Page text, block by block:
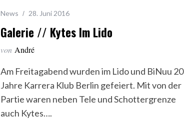
News 28. Juni 2016
Galerie // Kytes Im Lido
von André
Am Freitagabend wurden im Lido und BiNuu 20
Jahre Karrera Klub Berlin gefeiert. Mit von der
Partie waren neben Tele und Schottergrenze
auch Kytes….